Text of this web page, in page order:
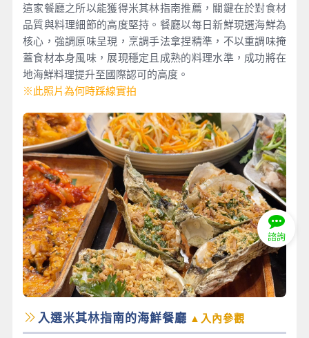
這家餐廳之所以能獲得米其林指南推薦，關鍵在於對食材
品質與料理細節的高度堅持。餐廳以每日新鮮現選海鮮為
核心，強調原味呈現，烹調手法拿捏精準，不以重調味掩
蓋食材本身風味，展現穩定且成熟的料理水準，成功將在
地海鮮料理提升至國際認可的高度。
※此照片為何時踩線實拍
入選米其林指南的海鮮餐廳 ▲入內參觀
諮詢